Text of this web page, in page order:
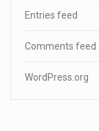
Entries feed
Comments feed
WordPress.org